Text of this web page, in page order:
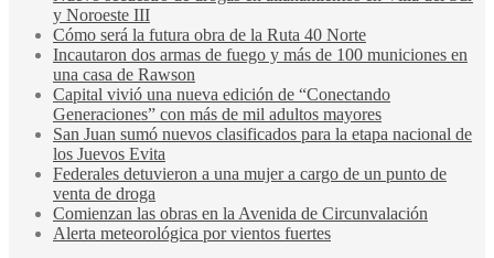
y Noroeste III
Cómo será la futura obra de la Ruta 40 Norte
Incautaron dos armas de fuego y más de 100 municiones en
una casa de Rawson
Capital vivió una nueva edición de “Conectando
Generaciones” con más de mil adultos mayores
San Juan sumó nuevos clasificados para la etapa nacional de
los Juevos Evita
Federales detuvieron a una mujer a cargo de un punto de
venta de droga
Comienzan las obras en la Avenida de Circunvalación
Alerta meteorológica por vientos fuertes